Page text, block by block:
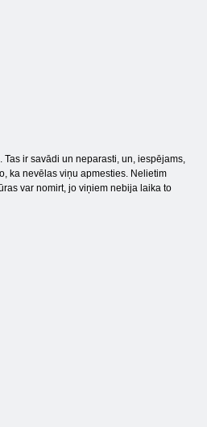
ir savādi un neparasti, un, iespējams,
ka nevēlas viņu apmesties. Nelietim
var nomirt, jo viņiem nebija laika to